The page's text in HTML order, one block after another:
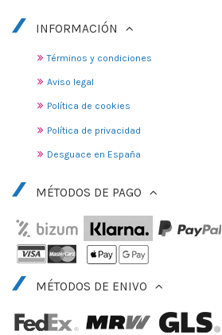
INFORMACIÓN
Términos y condiciones
Aviso legal
Política de cookies
Política de privacidad
Desguace en España
MÉTODOS DE PAGO
MÉTODOS DE ENIVO